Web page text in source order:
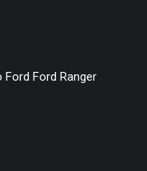
Ford Ranger